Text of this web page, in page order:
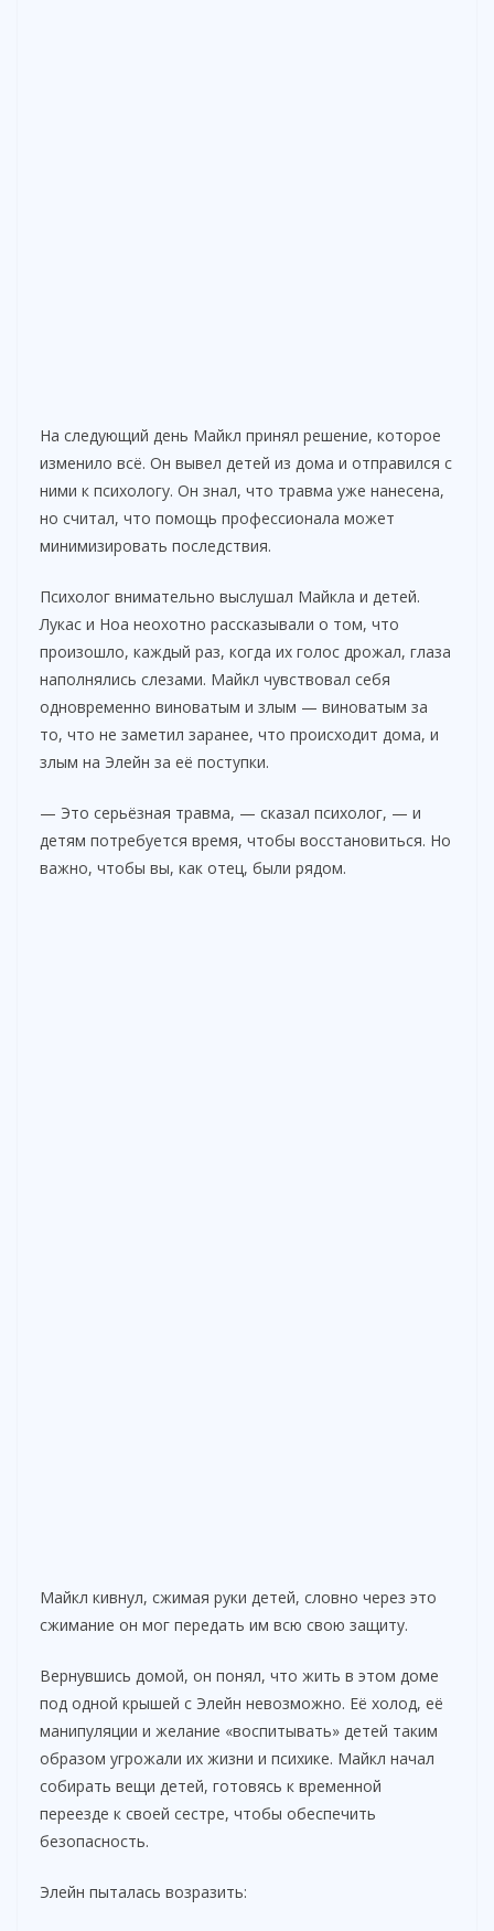
На следующий день Майкл принял решение, которое
изменило всё. Он вывел детей из дома и отправился с
ними к психологу. Он знал, что травма уже нанесена,
но считал, что помощь профессионала может
минимизировать последствия.
Психолог внимательно выслушал Майкла и детей.
Лукас и Ноа неохотно рассказывали о том, что
произошло, каждый раз, когда их голос дрожал, глаза
наполнялись слезами. Майкл чувствовал себя
одновременно виноватым и злым — виноватым за
то, что не заметил заранее, что происходит дома, и
злым на Элейн за её поступки.
— Это серьёзная травма, — сказал психолог, — и
детям потребуется время, чтобы восстановиться. Но
важно, чтобы вы, как отец, были рядом.
Майкл кивнул, сжимая руки детей, словно через это
сжимание он мог передать им всю свою защиту.
Вернувшись домой, он понял, что жить в этом доме
под одной крышей с Элейн невозможно. Её холод, её
манипуляции и желание «воспитывать» детей таким
образом угрожали их жизни и психике. Майкл начал
собирать вещи детей, готовясь к временной
переезде к своей сестре, чтобы обеспечить
безопасность.
Элейн пыталась возразить: